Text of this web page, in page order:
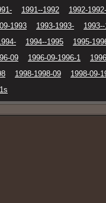
1991--1992
1992-1992-
1993 1993-1993-
1994--1995
1995-
09 1996-09-1996-1
1998-1998-09
1998-09-